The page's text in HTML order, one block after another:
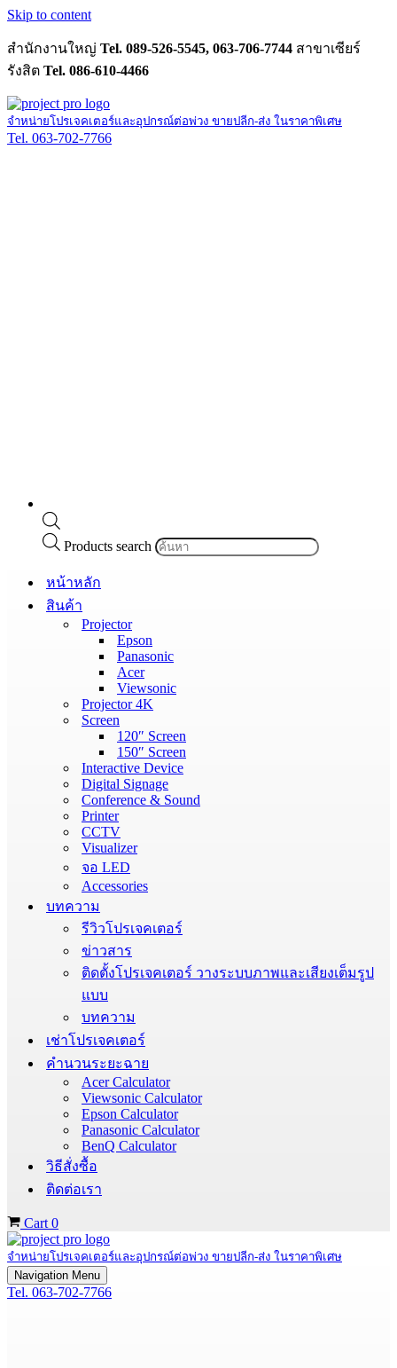
Skip to content
สำนักงานใหญ่ Tel. 089-526-5545, 063-706-7744 สาขาเซียร์
รังสิต Tel. 086-610-4466
จำหน่ายโปรเจคเตอร์และอุปกรณ์ต่อพ่วง ขายปลีก-ส่ง ในราคาพิเศษ
Tel. 063-702-7766
Products search
หน้าหลัก
สินค้า
Projector
Epson
Panasonic
Acer
Viewsonic
Projector 4K
Screen
120″ Screen
150″ Screen
Interactive Device
Digital Signage
Conference & Sound
Printer
CCTV
Visualizer
จอ LED
Accessories
บทความ
รีวิวโปรเจคเตอร์
ข่าวสาร
ติดตั้งโปรเจคเตอร์ วางระบบภาพและเสียงเต็มรูป
แบบ
บทความ
เช่าโปรเจคเตอร์
คำนวนระยะฉาย
Acer Calculator
Viewsonic Calculator
Epson Calculator
Panasonic Calculator
BenQ Calculator
วิธีสั่งซื้อ
ติดต่อเรา
Cart 0
จำหน่ายโปรเจคเตอร์และอุปกรณ์ต่อพ่วง ขายปลีก-ส่ง ในราคาพิเศษ
Navigation Menu
Tel. 063-702-7766